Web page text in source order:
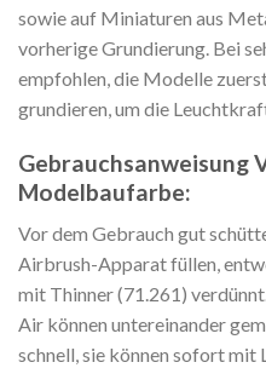
sowie auf Miniaturen aus
vorherige Grundierung. Bei
empfohlen, die Modelle
grundieren, um die
Gebrauchsanweisung
Modelbaufarbe:
Vor dem Gebrauch gut
Airbrush-Apparat füllen,
mit Thinner (71.261)
Air können untereinander
schnell, sie können sofort mit